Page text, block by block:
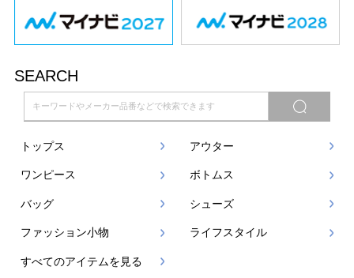
SEARCH
トップス アウター
ワンピース ボトムス
バッグ シューズ
ファッション小物 ライフスタイル
すべてのアイテムを見る